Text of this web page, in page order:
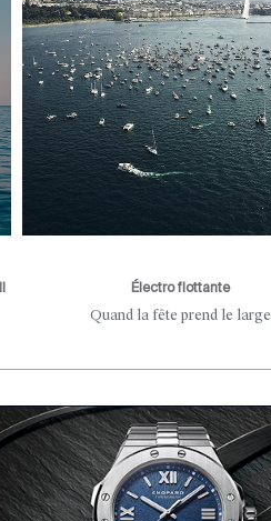
Électro flottante
Quand la fête prend le large